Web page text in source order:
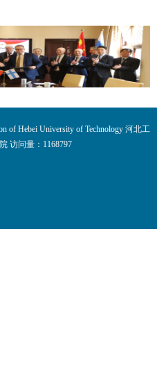
of Hebei University of Technology 河北工
访问量： 1168797